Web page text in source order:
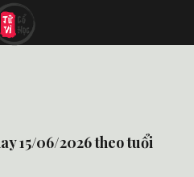
15/06/2026 theo tuổi